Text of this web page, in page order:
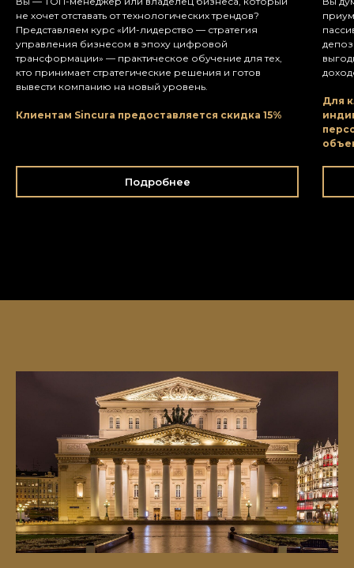
не хочет отставать от технологических трендов?
Представляем курс «ИИ-лидерство — стратегия
управления бизнесом в эпоху цифровой
трансформации» — практическое обучение для тех,
кто принимает стратегические решения и готов
вывести компанию на новый уровень.
Клиентам Sincura предоставляется скидка 15%
Подробнее
Для